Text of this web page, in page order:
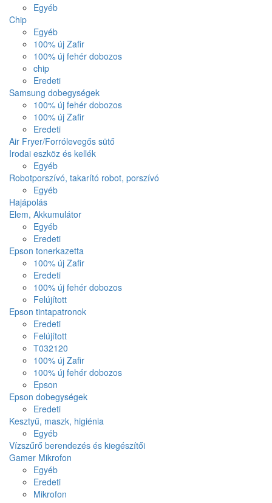
Egyéb
Chip
Egyéb
100% új Zafir
100% új fehér dobozos
chip
Eredeti
Samsung dobegységek
100% új fehér dobozos
100% új Zafir
Eredeti
Air Fryer/Forrólevegős sütő
Irodai eszköz és kellék
Egyéb
Robotporszívó, takarító robot, porszívó
Egyéb
Hajápolás
Elem, Akkumulátor
Egyéb
Eredeti
Epson tonerkazetta
100% új Zafir
Eredeti
100% új fehér dobozos
Felújított
Epson tintapatronok
Eredeti
Felújított
T032120
100% új Zafir
100% új fehér dobozos
Epson
Epson dobegységek
Eredeti
Kesztyű, maszk, higiénia
Egyéb
Vízszűrő berendezés és kiegészítői
Gamer Mikrofon
Egyéb
Eredeti
Mikrofon